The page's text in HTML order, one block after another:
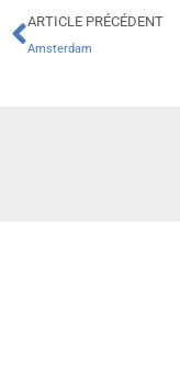
Précédent
ARTICLE PRÉCÉDENT
Amsterdam